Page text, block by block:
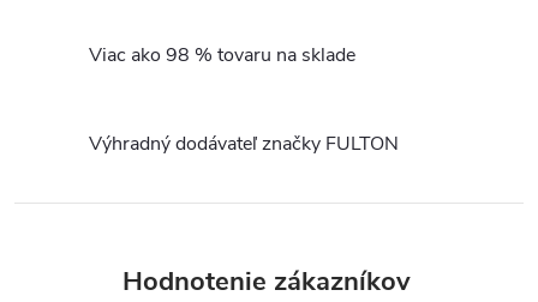
r
Viac ako 98 % tovaru na sklade
Výhradný dodávateľ značky FULTON
Hodnotenie zákazníkov